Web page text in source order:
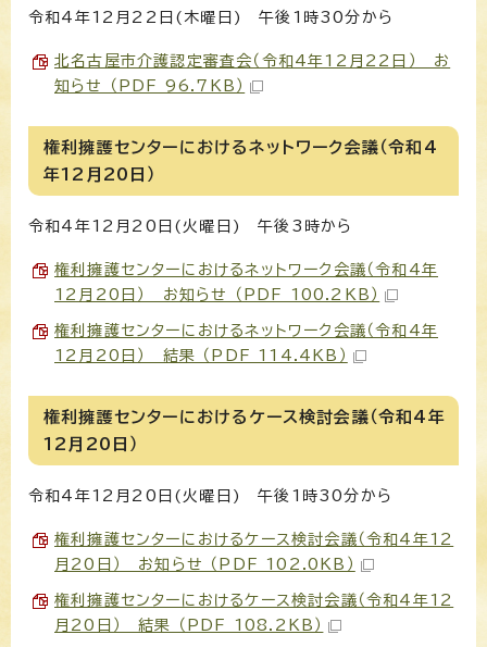
令和4年12月22日(木曜日) 午後1時30分から
北名古屋市介護認定審査会（令和4年12月22日） お
知らせ （PDF 96.7KB）
権利擁護センターにおけるネットワーク会議（令和4
年12月20日）
令和4年12月20日(火曜日) 午後3時から
権利擁護センターにおけるネットワーク会議（令和4年
12月20日） お知らせ （PDF 100.2KB）
権利擁護センターにおけるネットワーク会議（令和4年
12月20日） 結果 （PDF 114.4KB）
権利擁護センターにおけるケース検討会議（令和4年
12月20日）
令和4年12月20日(火曜日) 午後1時30分から
権利擁護センターにおけるケース検討会議（令和4年12
月20日） お知らせ （PDF 102.0KB）
権利擁護センターにおけるケース検討会議（令和4年12
月20日） 結果 （PDF 108.2KB）